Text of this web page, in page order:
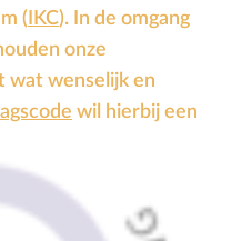
( IKC). In de omgang
onze
wat wenselijk en
wil hierbij een